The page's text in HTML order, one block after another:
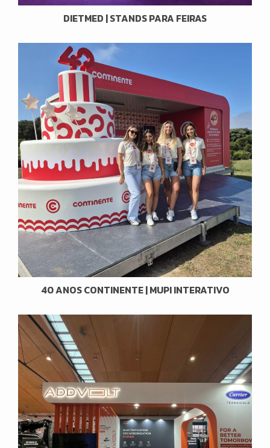
DIETMED | STANDS PARA FEIRAS
40 ANOS CONTINENTE | MUPI INTERATIVO